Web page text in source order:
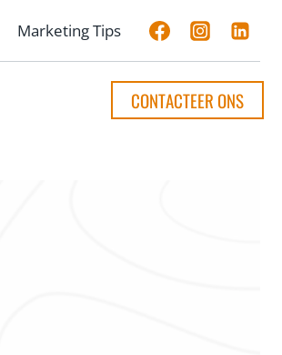
Marketing Tips
CONTACTEER ONS